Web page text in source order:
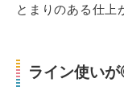
とまりのある仕上
ライン使い